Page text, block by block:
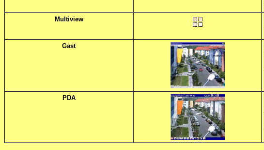
Multiview
Gast
PDA